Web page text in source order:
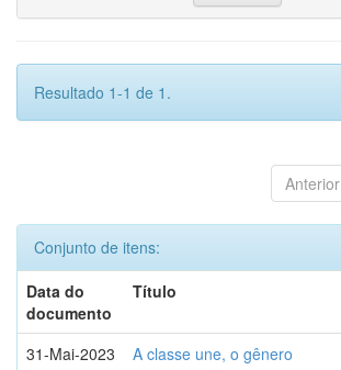
Resultado 1-1 de 1.
Anterior
Conjunto de itens:
Data do
documento
Título
31-Mai-2023
A classe une, o gênero